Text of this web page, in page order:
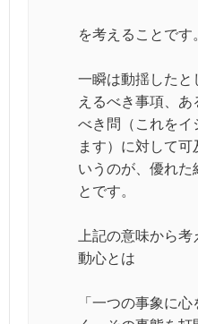
を考えることです
一瞬は動揺したと
えるべき事項、
べき問（これをイ
ます）に対して
いうのが、優れた
とです。
上記の意味から考
動心とは
「一つの事象に